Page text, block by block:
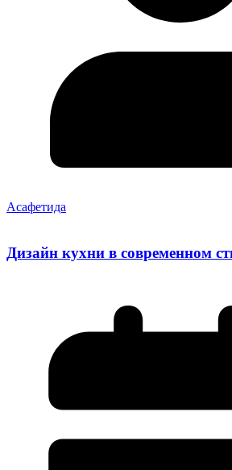
Асафетида
Дизайн кухни в современном